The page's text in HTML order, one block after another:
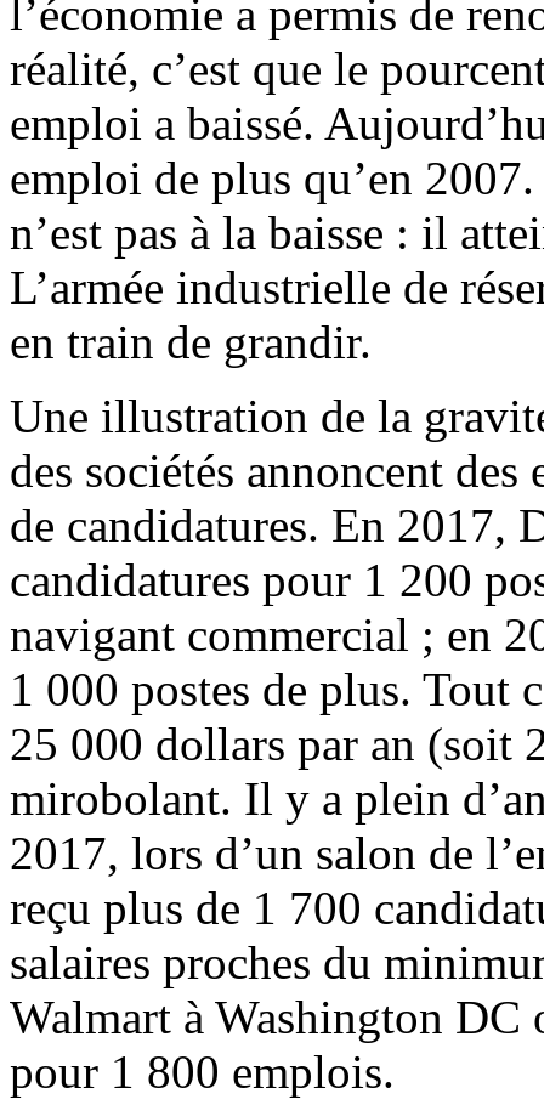
l’économie a permis de
réalité, c’est que le
emploi a baissé.
emploi de plus qu’en
n’est pas à la baisse : il
L’armée industrielle de
en train de grandir.
Une illustration de la
des sociétés annoncent
de candidatures. En 2017,
candidatures pour 1 200
navigant commercial ; en
1 000 postes de plus. Tout
25 000 dollars par an (soit
mirobolant. Il y a plein
2017, lors d’un salon de
reçu plus de 1 700
salaires proches du
Walmart à Washington DC
pour 1 800 emplois.